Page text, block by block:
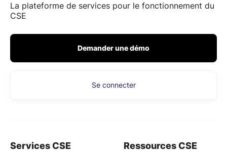
La plateforme de services pour le fonctionnement du
CSE
Demander une démo
Se connecter
Services CSE Ressources CSE